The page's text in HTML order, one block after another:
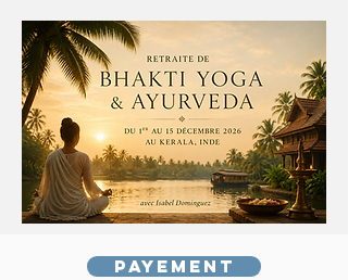
bibliothèque de vidéos et d'audio
en ligne à la demande
Payement